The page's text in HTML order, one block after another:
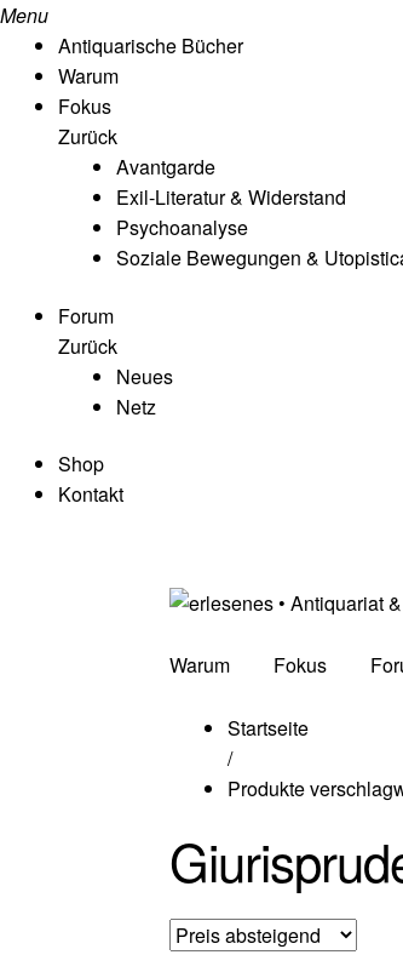
Menu
Antiquarische Bücher
Warum
Fokus
Zurück
Avantgarde
Exil-Literatur & Widerstand
Psychoanalyse
Soziale Bewegungen &
Forum
Zurück
Neues
Netz
Shop
Kontakt
Warum Fokus
Startseite
/
Produkte